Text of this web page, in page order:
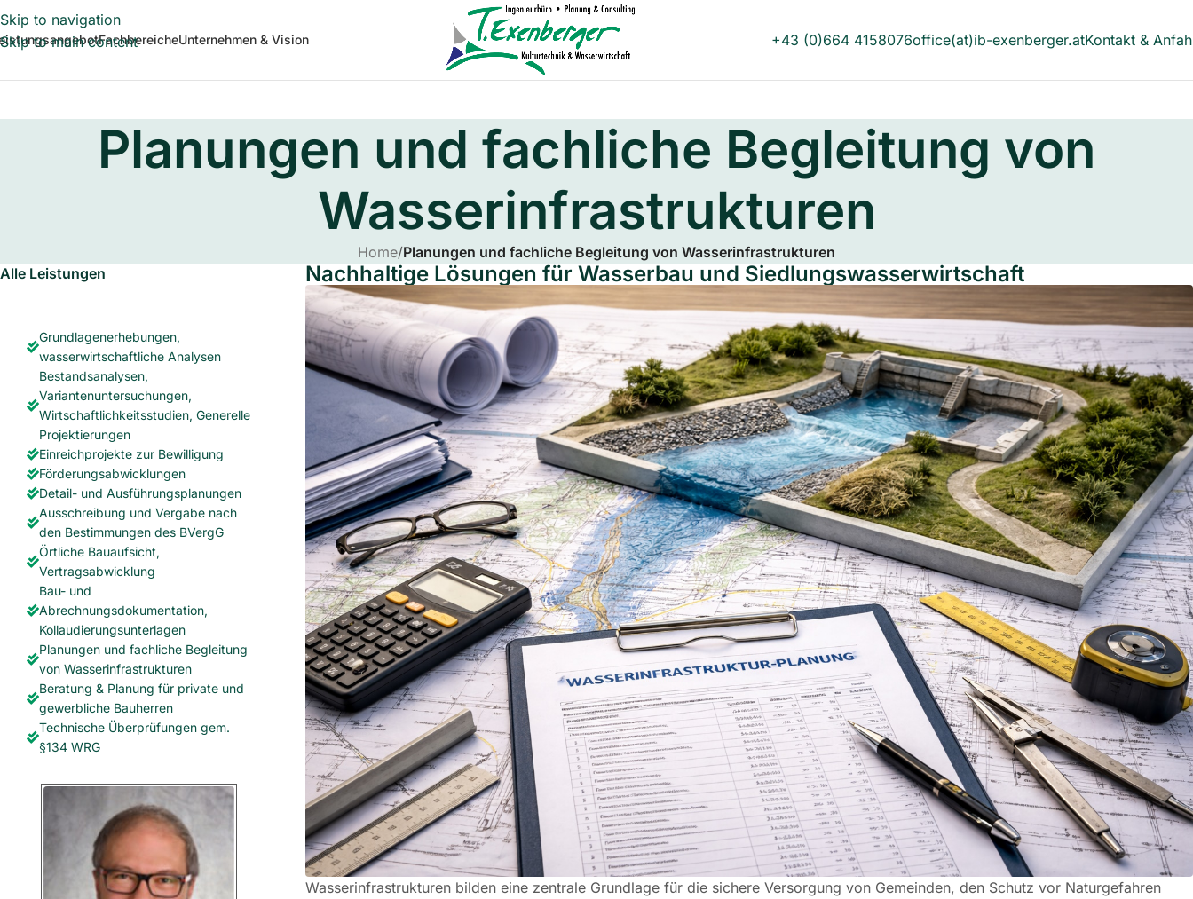
Skip to navigation
Skip to main contentFachbereicheUnternehmen & Vision +43 (0)664 4158076office(at)ib-exenberger.atKontakt &
Planungen und fachliche Begleitung von
Wasserinfrastrukturen
Home/Planungen und fachliche Begleitung von Wasserinfrastrukturen
Alle Leistungen
Grundlagenerhebungen,
wasserwirtschaftliche Analysen
Bestandsanalysen,
Variantenuntersuchungen,
Wirtschaftlichkeitsstudien, Generelle
Projektierungen
Einreichprojekte zur Bewilligung
Förderungsabwicklungen
Detail- und Ausführungsplanungen
Ausschreibung und Vergabe nach
den Bestimmungen des BVergG
Örtliche Bauaufsicht,
Vertragsabwicklung
Bau- und
Abrechnungsdokumentation,
Kollaudierungsunterlagen
Planungen und fachliche Begleitung
von Wasserinfrastrukturen
Beratung & Planung für private und
gewerbliche Bauherren
Technische Überprüfungen gem.
§134 WRG
Nachhaltige Lösungen für Wasserbau und Siedlungswasserwirtschaft
Wasserinfrastrukturen bilden eine zentrale Grundlage für die sichere Versorgung von Gemeinden, den Schutz vor Naturgefahren